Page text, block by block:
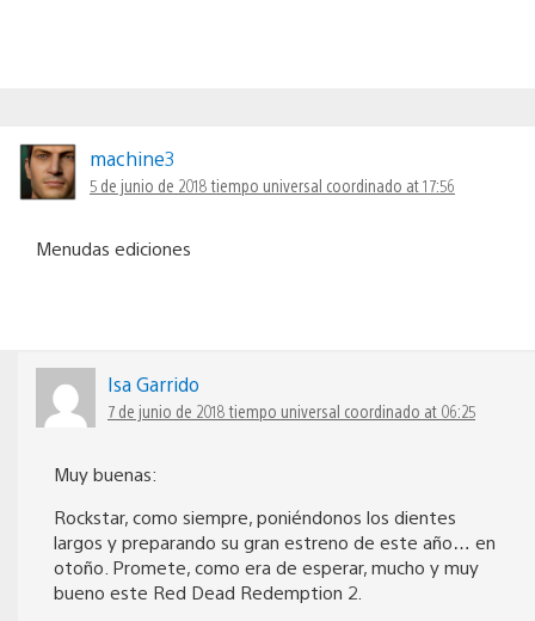
machine3
5 de junio de 2018 tiempo universal coordinado at 17:56
Menudas ediciones
Isa Garrido
7 de junio de 2018 tiempo universal coordinado at 06:25
Muy buenas:
Rockstar, como siempre, poniéndonos los dientes
largos y preparando su gran estreno de este año… en
otoño. Promete, como era de esperar, mucho y muy
bueno este Red Dead Redemption 2.